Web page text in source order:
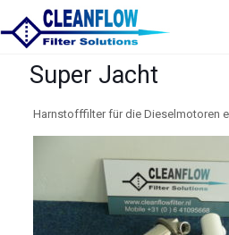
Super Jacht
Harnstofffilter für die Dieselmotoren